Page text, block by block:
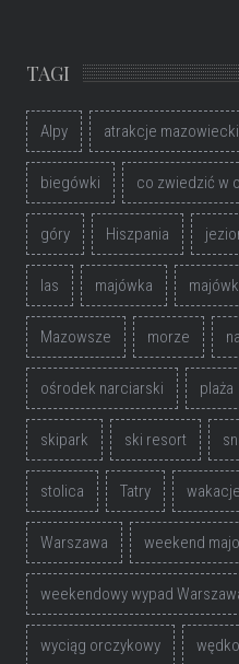
TAGI
Alpy atrakcje
biegówki co zwiedzić w
góry Hiszpania
las majówka
Mazowsze morze
ośrodek narciarski plaża
skipark ski resort
stolica Tatry wakacje
Warszawa weekend
weekendowy wypad
wyciąg orczykowy